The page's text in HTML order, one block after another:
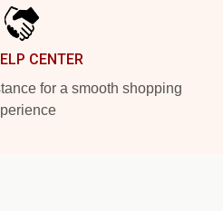
CENTER
for a smooth shopping